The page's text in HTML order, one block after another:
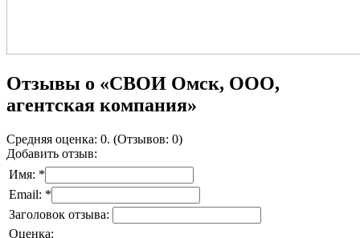
Отзывы о «СВОИ Омск, ООО,
агентская компания»
Средняя оценка: 0. (Отзывов: 0)
Добавить отзыв:
Имя: *
Email: *
Заголовок отзыва:
Оценка: